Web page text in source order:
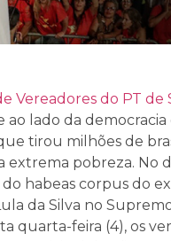
Vereadores do PT de
ao lado da democracia
tirou milhões de
extrema pobreza. No
habeas corpus do
da Silva no
quarta-feira (4), os